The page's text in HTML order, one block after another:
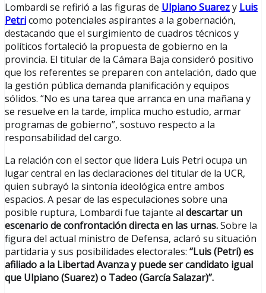
Lombardi se refirió a las figuras de Ulpiano Suarezy Luis
Petricomo potenciales aspirantes a la gobernación,
destacando que el surgimiento de cuadros técnicos y
políticos fortaleció la propuesta de gobierno en la
provincia. El titular de la Cámara Baja consideró positivo
que los referentes se preparen con antelación, dado que
la gestión pública demanda planificación y equipos
sólidos. “No es una tarea que arranca en una mañana y
se resuelve en la tarde, implica mucho estudio, armar
programas de gobierno”, sostuvo respecto a la
responsabilidad del cargo.
La relación con el sector que lidera Luis Petri ocupa un
lugar central en las declaraciones del titular de la UCR,
quien subrayó la sintonía ideológica entre ambos
espacios. A pesar de las especulaciones sobre una
posible ruptura, Lombardi fue tajante al descartar un
escenario de confrontación directa en las urnas.Sobre la
figura del actual ministro de Defensa, aclaró su situación
partidaria y sus posibilidades electorales: “Luis (Petri) es
afiliado a la Libertad Avanza y puede ser candidato igual
que Ulpiano (Suarez) o Tadeo (García Salazar)”.